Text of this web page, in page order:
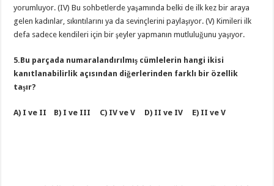
yorumluyor. (IV) Bu sohbetlerde yaşamında belki de ilk kez bir araya
gelen kadınlar, sıkıntılarını ya da sevinçlerini paylaşıyor. (V) Kimileri ilk
defa sadece kendileri için bir şeyler yapmanın mutluluğunu yaşıyor.
5.Bu parçada numaralandırılmış cümlelerin hangi ikisi
kanıtlanabilirlik açısından diğerlerinden farklı bir özellik
taşır?
A) I ve II B) I ve III C) IV ve V D) II ve IV E) II ve V